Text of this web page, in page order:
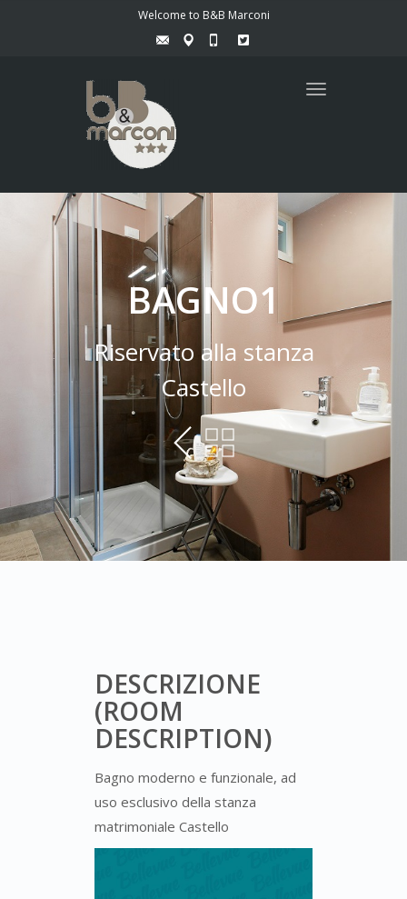
Welcome to B&B Marconi
Toggle
BAGNO1
Riservato alla stanza
Castello
DESCRIZIONE
(ROOM
DESCRIPTION)
Bagno moderno e funzionale, ad
uso esclusivo della stanza
matrimoniale Castello